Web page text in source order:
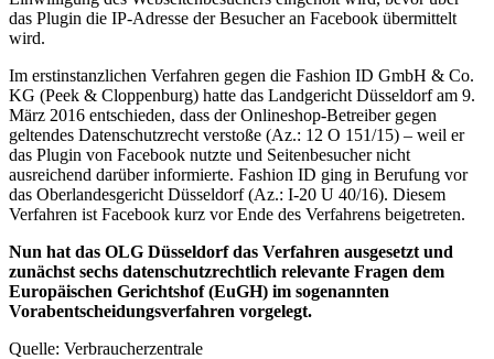
das Plugin die IP-Adresse der Besucher an Facebook übermittelt
wird.
Im erstinstanzlichen Verfahren gegen die Fashion ID GmbH & Co.
KG (Peek & Cloppenburg) hatte das Landgericht Düsseldorf am 9.
März 2016 entschieden, dass der Onlineshop-Betreiber gegen
geltendes Datenschutzrecht verstoße (Az.: 12 O 151/15) – weil er
das Plugin von Facebook nutzte und Seitenbesucher nicht
ausreichend darüber informierte. Fashion ID ging in Berufung vor
das Oberlandesgericht Düsseldorf (Az.: I-20 U 40/16). Diesem
Verfahren ist Facebook kurz vor Ende des Verfahrens beigetreten.
Nun hat das OLG Düsseldorf das Verfahren ausgesetzt und
zunächst sechs datenschutzrechtlich relevante Fragen dem
Europäischen Gerichtshof (EuGH) im sogenannten
Vorabentscheidungsverfahren vorgelegt.
Quelle: Verbraucherzentrale